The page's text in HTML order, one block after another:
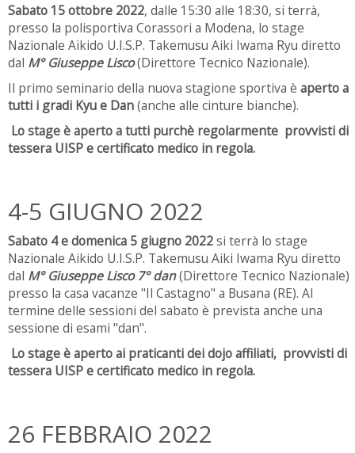
Sabato 15 ottobre 2022, dalle 15:30 alle 18:30, si terrà,
presso la polisportiva Corassori a Modena, lo stage
Nazionale Aikido U.I.S.P. Takemusu Aiki Iwama Ryu diretto
dal M° Giuseppe Lisco(Direttore Tecnico Nazionale).
Il primo seminario della nuova stagione sportiva è aperto a
tutti i gradi Kyu e Dan(anche alle cinture bianche).
Lo stage è aperto a tutti purchè regolarmente provvisti di
tessera UISP e certificato medico in regola.
4-5 GIUGNO 2022
Sabato 4 e domenica 5 giugno 2022si terrà lo stage
Nazionale Aikido U.I.S.P. Takemusu Aiki Iwama Ryu diretto
dal M° Giuseppe Lisco 7° dan(Direttore Tecnico Nazionale)
presso la casa vacanze "Il Castagno" a Busana (RE). Al
termine delle sessioni del sabato è prevista anche una
sessione di esami "dan".
Lo stage è aperto ai praticanti dei dojo affiliati, provvisti di
tessera UISP e certificato medico in regola.
26 FEBBRAIO 2022